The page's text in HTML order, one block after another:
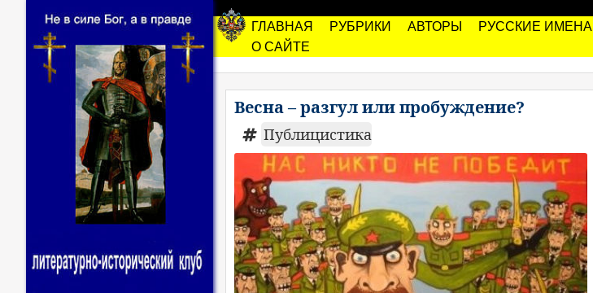
ГЛАВНАЯ РУБРИКИ АВТОРЫ РУССКИЕ ИМЕНА
О САЙТЕ
Весна – разгул или пробуждение?
Публицистика